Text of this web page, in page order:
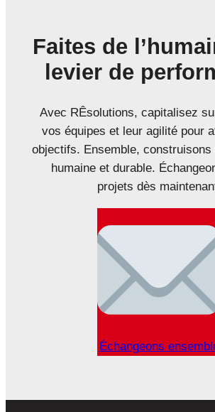
Faites de
levier de
Avec RÊsolutions, capitalisez
vos équipes et leur agilité pour
objectifs. Ensemble, construisons
humaine et durable.
projets dès
Échangeons